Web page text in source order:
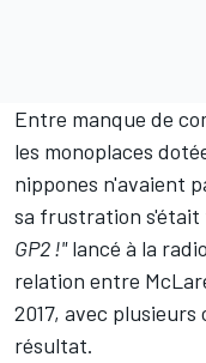
Entre manque de
les monoplaces
nippones n'avaient
sa frustration s'était
GP2 !"lancé à la
relation entre
2017, avec
résultat.